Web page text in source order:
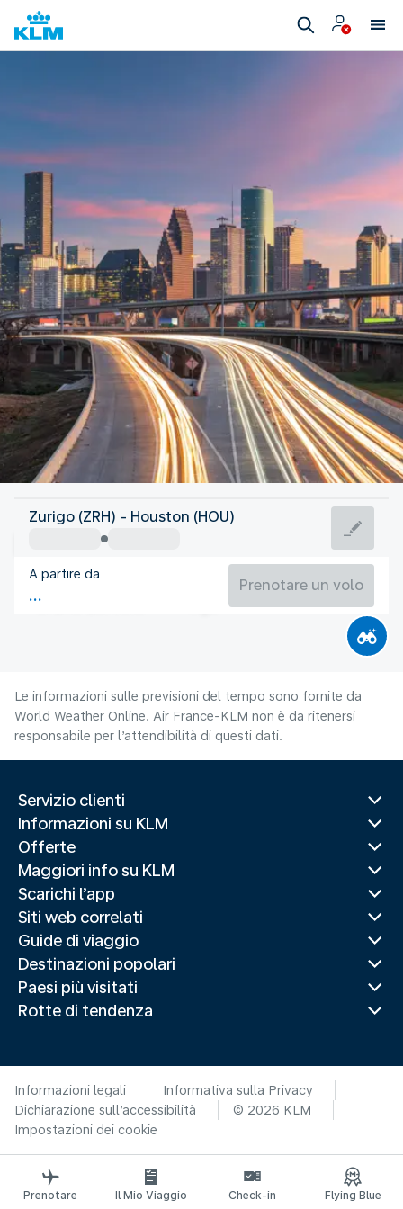
Stati Uniti d'America
Houston
Stati Uniti d'America
Orario del volo
Zurigo (ZRH) - Houston (HOU)
A partire da
Prenotare un volo
Le informazioni sulle previsioni del tempo sono fornite da
World Weather Online. Air France-KLM non è da ritenersi
responsabile per l’attendibilità di questi dati.
Servizio clienti
Informazioni su KLM
Offerte
Maggiori info su KLM
Scarichi l’app
Siti web correlati
Guide di viaggio
Destinazioni popolari
Paesi più visitati
Rotte di tendenza
Informazioni legali
Informativa sulla Privacy
Dichiarazione sull’accessibilità
© 2026 KLM
Impostazioni dei cookie
Prenotare Il Mio Viaggio Check-in Flying Blue